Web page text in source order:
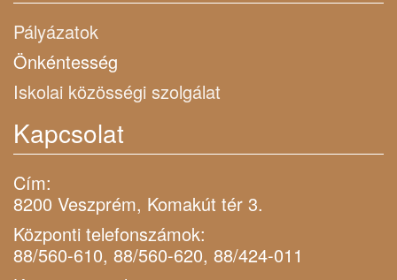
Pályázatok
Önkéntesség
Iskolai közösségi szolgálat
Kapcsolat
Cím:
8200 Veszprém, Komakút tér 3.
Központi telefonszámok:
88/560-610, 88/560-620, 88/424-011